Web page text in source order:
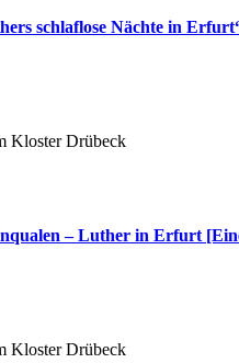
schlaflose Nächte in
Kloster Drübeck
– Luther in Erfurt
Kloster Drübeck